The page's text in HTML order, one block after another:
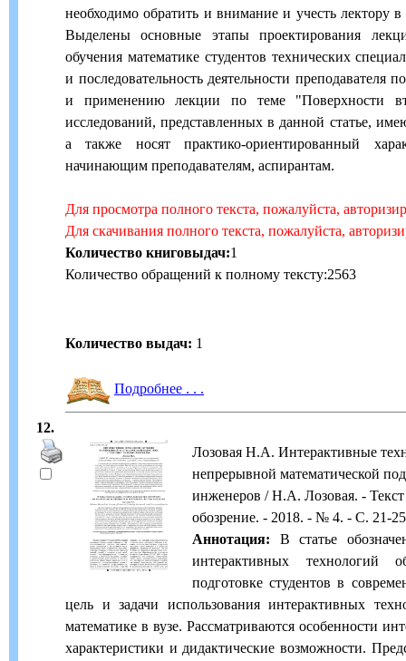
необходимо обратить и внимание и учесть лектору
Выделены основные этапы проектирования
обучения математике студентов технических
и последовательность деятельности преподавателя
и применению лекции по теме "Поверхности
исследований, представленных в данной статье,
а также носят практико-ориентированный
начинающим преподавателям, аспирантам.
Для просмотра полного текста, пожалуйста,
Для скачивания полного текста, пожалуйста,
Количество книговыдач:1
Количество обращений к полному тексту:2563
Количество выдач: 1
Подробнее . . .
12.
Лозовая Н.А. Интерактивные
непрерывной математической
инженеров / Н.А. Лозовая. -
обозрение. - 2018. - № 4. - С. 21-25
Аннотация: В статье
интерактивных технологий
подготовке студентов в
цель и задачи использования интерактивных
математике в вузе. Рассматриваются особенности
характеристики и дидактические возможности.